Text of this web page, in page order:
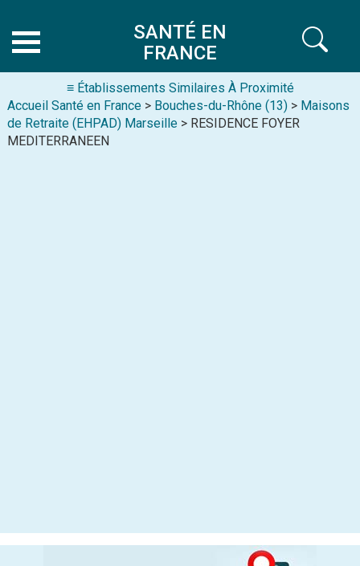
SANTÉ EN
FRANCE
≡ Établissements Similaires À Proximité
Accueil Santé en France > Bouches-du-Rhône (13) > Maisons
de Retraite (EHPAD) Marseille > RESIDENCE FOYER
MEDITERRANEEN